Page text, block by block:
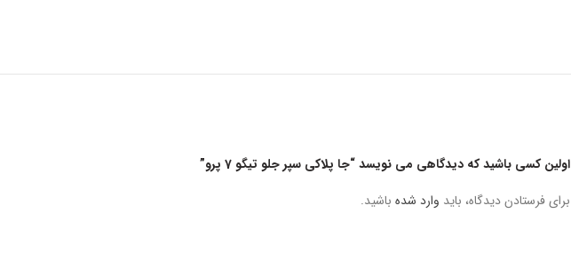
اولین کسی باشید که دیدگاهی می نویسد “جا پلاکی سپر جلو تیگو 7 پرو”
برای فرستادن دیدگاه، باید وارد شدهباشید.